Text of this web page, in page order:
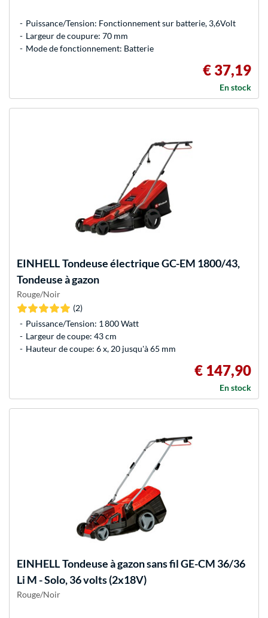
Puissance/Tension: Fonctionnement sur batterie, 3,6Volt
Largeur de coupure: 70 mm
Mode de fonctionnement: Batterie
€ 37,19
En stock
EINHELLTondeuse électrique GC-EM 1800/43,
Tondeuse à gazon
Rouge/Noir
(2)
Puissance/Tension: 1 800 Watt
Largeur de coupe: 43 cm
Hauteur de coupe: 6 x, 20 jusqu'à 65 mm
€ 147,90
En stock
EINHELLTondeuse à gazon sans fil GE-CM 36/36
Li M - Solo, 36 volts (2x18V)
Rouge/Noir